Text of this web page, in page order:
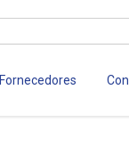
Fornecedores